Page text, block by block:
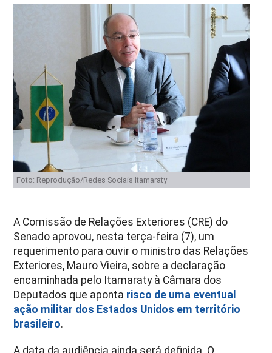
Foto: Reprodução/Redes Sociais Itamaraty
A Comissão de Relações Exteriores (CRE) do
Senado aprovou, nesta terça-feira (7), um
requerimento para ouvir o ministro das Relações
Exteriores, Mauro Vieira, sobre a declaração
encaminhada pelo Itamaraty à Câmara dos
Deputados que aponta risco de uma eventual
ação militar dos Estados Unidos em território
brasileiro.